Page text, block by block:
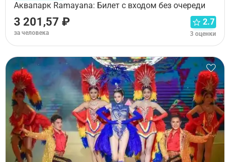
Аквапарк Ramayana: Билет с входом без очереди
3 201,57 ₽
за человека
2.7
3 оценки